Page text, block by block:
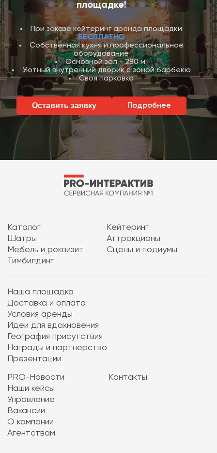
площадке!
При заказе кейтеринг аренда площадки
БЕСПЛАТНО
Собственная кухня и профессиональное
оборудование
Основной зал - 280 м²
Уютный внутренний дворик с зоной барбекю
Своя парковка
Оставить заявку Подробнее
Каталог
Кейтеринг
Шатры
Аттракционы
Мебель и реквизит
Сцены и подиумы
Тимбилдинг
Наша площадка
Доставка и оплата
Условия аренды
Идеи для вдохновения
География присутствия
Награды и партнерство
Презентации
PRO-Новости
Наши кейсы
Управление
Вакансии
О компании
Агентствам
Контакты